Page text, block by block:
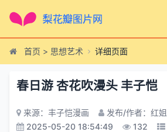
首页 > 思想艺术 详细页面
春日游 杏花吹漫头 丰子恺
来源：丰子恺漫画
发布/作者：红姐
2025-05-20 18:54:49
132